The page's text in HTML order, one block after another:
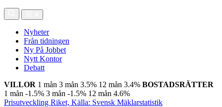
Nyheter
Från tidningen
Ny På Jobbet
Nytt Kontor
Debatt
VILLOR 1 mån 3 mån 3.5% 12 mån 3.4% BOSTADSRÄTTER
1 mån -1.5% 3 mån -1.5% 12 mån 4.6%
Prisutveckling Riket, Källa: Svensk Mäklarstatistik